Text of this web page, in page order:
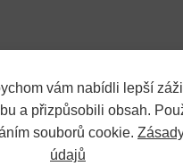
vám nabídli lepší
a přizpůsobili obsah.
souborů cookie.
údajů